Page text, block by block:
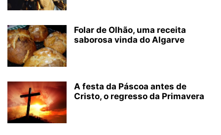
Folar de Olhão, uma receita
saborosa vinda do Algarve
A festa da Páscoa antes de
Cristo, o regresso da Primavera